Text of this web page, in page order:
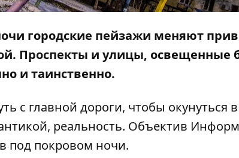
городские пейзажи меняют
Проспекты и улицы,
и таинственно.
с главной дороги, чтобы окунуться
реальность. Объектив
под покровом ночи.